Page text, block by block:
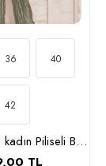
36 40
42
Pasaklı Giyim kadın Piliseli Bürümcük Pantolon Tunik Alt Üst Takım 3573374 Haki
TL